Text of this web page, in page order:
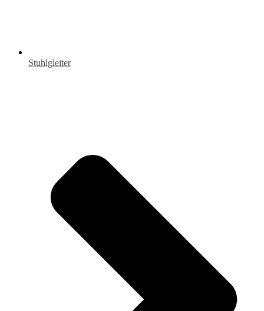
Stuhlgleiter